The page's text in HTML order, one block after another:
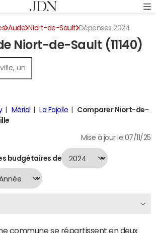
Aude Niort-de-Sault Dépenses 2024
Niort-de-Sault (11140)
Mérial La Fajolle
Comparer Niort-de-
Mise à jour le 07/11/25
budgétaires de
commune se répartissent en deux